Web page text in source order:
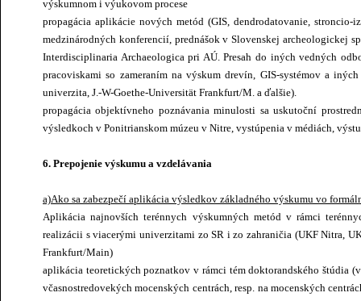
výskumnom i výukovom procese
propagácia aplikácie nových metód (GIS, dendrodatovanie,
medzinárodných konferencií, prednášok v Slovenskej archeologickej
Interdisciplinaria Archaeologica pri AÚ. Presah do iných vedných
pracoviskami so zameraním na výskum drevín, GIS-systémov a
univerzita, J.-W-Goethe-Universität Frankfurt/M. a ďalšie).
propagácia objektívneho poznávania minulosti sa uskutoční
výsledkoch v Ponitrianskom múzeu v Nitre, vystúpenia v médiách,
6. Prepojenie výskumu a vzdelávania
a)Ako sa zabezpečí aplikácia výsledkov základného výskumu vo
Aplikácia najnovších terénnych výskumných metód v rámci
realizácii s viacerými univerzitami zo SR i zo zahraničia (UKF Nitra,
Frankfurt/Main)
aplikácia teoretických poznatkov v rámci tém doktorandského
včasnostredovekých mocenských centrách, resp. na mocenských